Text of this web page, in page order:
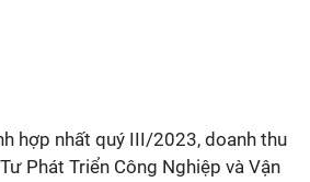
hợp nhất quý III/2023, doanh thu
Phát Triển Công Nghiệp và Vận